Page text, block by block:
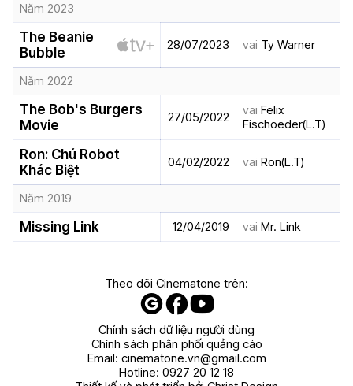
Năm 2023
The Beanie
Bubble
28/07/2023 vai Ty Warner
Năm 2022
The Bob's Burgers
Movie
27/05/2022 vai Felix
Fischoeder(L.T)
Ron: Chú Robot
Khác Biệt
04/02/2022 vai Ron(L.T)
Năm 2019
Missing Link 12/04/2019 vai Mr. Link
Theo dõi Cinematone trên:
Chính sách dữ liệu người dùng
Chính sách phân phối quảng cáo
Email: cinematone.vn@gmail.com
Hotline: 0927 20 12 18